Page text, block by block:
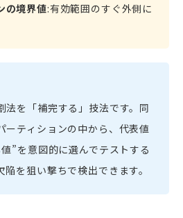
の境界値:有効範囲のすぐ外側に
法を「補完する」技法です。同
ーティションの中から、代表値
”を意図的に選んでテストする
を狙い撃ちで検出できます。